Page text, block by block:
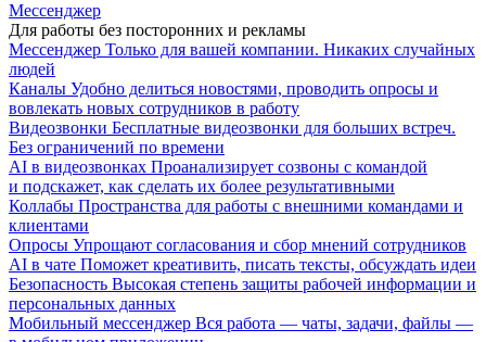
Мессенджер
Для работы без посторонних и рекламы
Мессенджер Только для вашей компании. Никаких случайных
людей
Каналы Удобно делиться новостями, проводить опросы и
вовлекать новых сотрудников в работу
Видеозвонки Бесплатные видеозвонки для больших встреч.
Без ограничений по времени
AI в видеозвонках Проанализирует созвоны с командой
и подскажет, как сделать их более результативными
Коллабы Пространства для работы с внешними командами и
клиентами
Опросы Упрощают согласования и сбор мнений сотрудников
AI в чате Поможет креативить, писать тексты, обсуждать идеи
Безопасность Высокая степень защиты рабочей информации и
персональных данных
Мобильный мессенджер Вся работа — чаты, задачи, файлы —